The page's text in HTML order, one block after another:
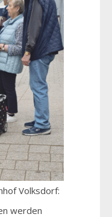
Volksdorf:
werden